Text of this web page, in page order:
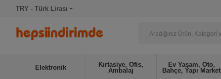
TRY - Türk Lirası
Elektronik
Kırtasiye, Ofis,
Ambalaj
Ev Yaşam, Oto,
Bahçe, Yapı Market